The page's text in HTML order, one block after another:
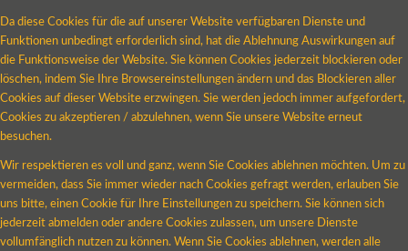
Da diese Cookies für die auf unserer Website verfügbaren Dienste und
Funktionen unbedingt erforderlich sind, hat die Ablehnung Auswirkungen auf
die Funktionsweise der Website. Sie können Cookies jederzeit blockieren oder
löschen, indem Sie Ihre Browsereinstellungen ändern und das Blockieren aller
Cookies auf dieser Website erzwingen. Sie werden jedoch immer aufgefordert,
Cookies zu akzeptieren / abzulehnen, wenn Sie unsere Website erneut
besuchen.
Wir respektieren es voll und ganz, wenn Sie Cookies ablehnen möchten. Um zu
vermeiden, dass Sie immer wieder nach Cookies gefragt werden, erlauben Sie
uns bitte, einen Cookie für Ihre Einstellungen zu speichern. Sie können sich
jederzeit abmelden oder andere Cookies zulassen, um unsere Dienste
vollumfänglich nutzen zu können. Wenn Sie Cookies ablehnen, werden alle